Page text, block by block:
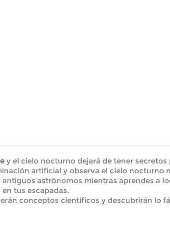
y el cielo nocturno dejará de tener secretos
artificial y observa el cielo nocturno
astrónomos mientras aprendes a
tus escapadas.
conceptos científicos y descubrirán lo